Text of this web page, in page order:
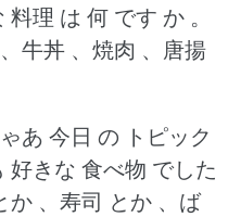
理 は 何 です か 。
牛丼 、焼肉 、唐揚
あ 今日 の トピック
好きな 食べ物 でした
か 、寿司 とか 、ば